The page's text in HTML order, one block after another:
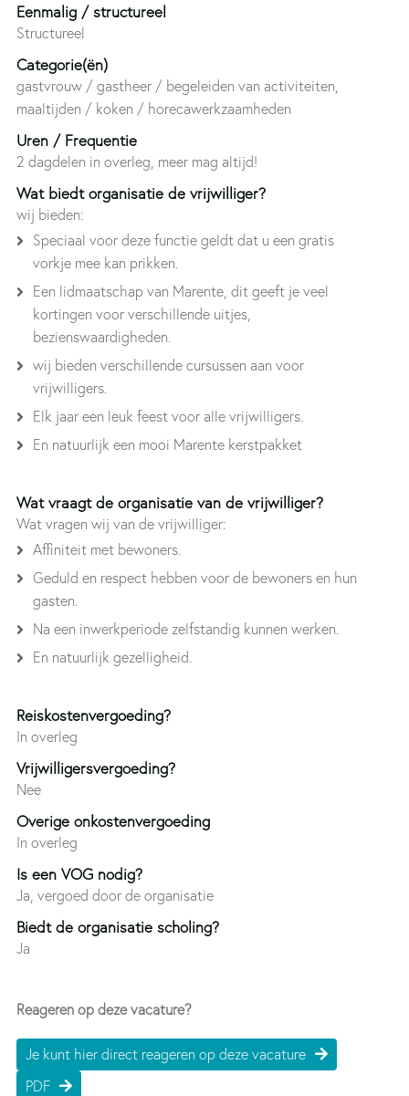
Eenmalig / structureel
Structureel
Categorie(ën)
gastvrouw / gastheer / begeleiden van activiteiten,
maaltijden / koken / horecawerkzaamheden
Uren / Frequentie
2 dagdelen in overleg, meer mag altijd!
Wat biedt organisatie de vrijwilliger?
wij bieden:
Speciaal voor deze functie geldt dat u een gratis
vorkje mee kan prikken.
Een lidmaatschap van Marente, dit geeft je veel
kortingen voor verschillende uitjes,
bezienswaardigheden.
wij bieden verschillende cursussen aan voor
vrijwilligers.
Elk jaar een leuk feest voor alle vrijwilligers.
En natuurlijk een mooi Marente kerstpakket
Wat vraagt de organisatie van de vrijwilliger?
Wat vragen wij van de vrijwilliger:
Affiniteit met bewoners.
Geduld en respect hebben voor de bewoners en hun
gasten.
Na een inwerkperiode zelfstandig kunnen werken.
En natuurlijk gezelligheid.
Reiskostenvergoeding?
In overleg
Vrijwilligersvergoeding?
Nee
Overige onkostenvergoeding
In overleg
Is een VOG nodig?
Ja, vergoed door de organisatie
Biedt de organisatie scholing?
Ja
Reageren op deze vacature?
Je kunt hier direct reageren op deze vacature
PDF